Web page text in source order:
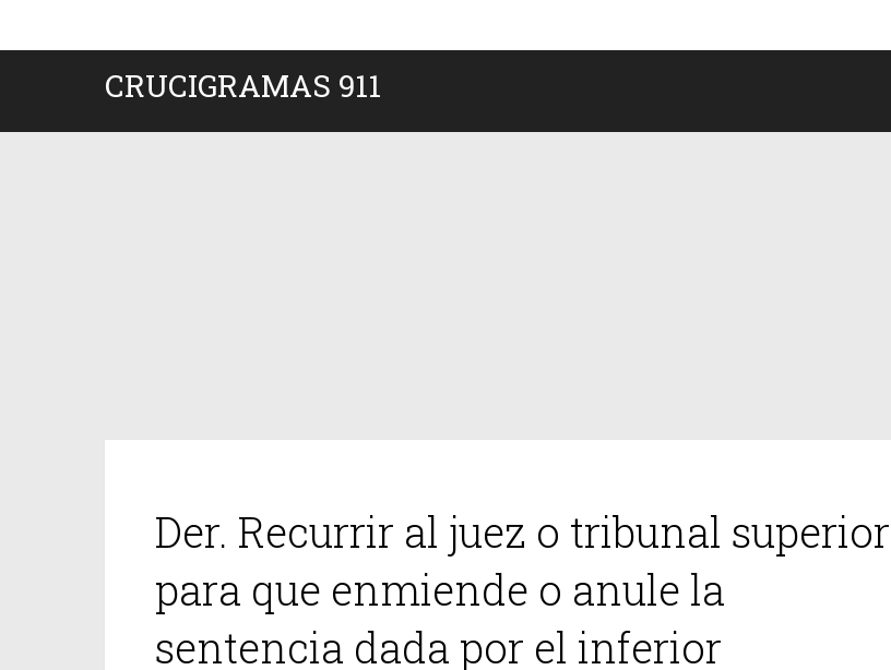
CRUCIGRAMAS 911
Der. Recurrir al juez o tribunal superior
para que enmiende o anule la
sentencia dada por el inferior